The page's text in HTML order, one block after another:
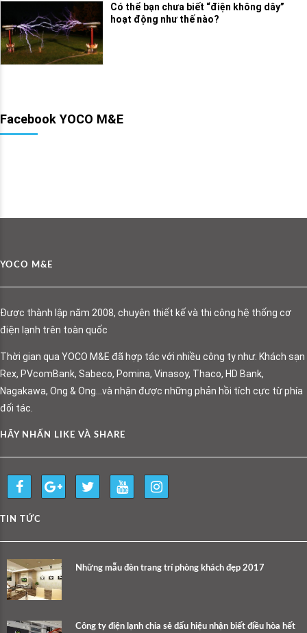
Có thể bạn chưa biết “điện không dây”
hoạt động như thế nào?
Facebook YOCO M&E
YOCO M&E
Được thành lập năm 2008, chuyên thiết kế và thi công hệ thống cơ
điện lạnh trên toàn quốc
Thời gian qua YOCO M&E đã hợp tác với nhiều công ty như: Khách sạn
Rex, PVcomBank, Sabeco, Pomina, Vinasoy, Thaco, HD Bank,
Nagakawa, Ong & Ong…và nhận được những phản hồi tích cực từ phía
đối tác.
HÃY NHẤN LIKE VÀ SHARE
TIN TỨC
Những mẫu đèn trang trí phòng khách đẹp 2017
Công ty điện lạnh chia sẻ dấu hiệu nhận biết điều hòa hết